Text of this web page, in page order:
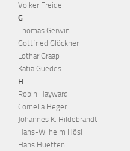
Volker Freidel
G
Thomas Gerwin
Gottfried Glöckner
Lothar Graap
Katia Guedes
H
Robin Hayward
Cornelia Heger
Johannes K. Hildebrandt
Hans-Wilhelm Hösl
Hans Huetten